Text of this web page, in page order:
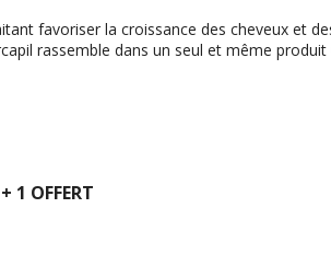
favoriser la croissance des cheveux et
rassemble dans un seul et même
1 OFFERT